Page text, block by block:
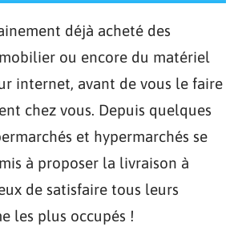
déjà acheté des
ou encore du matériel
internet, avant de vous le faire
chez vous. Depuis quelques
et hypermarchés se
à proposer la livraison à
de satisfaire tous leurs
les plus occupés !